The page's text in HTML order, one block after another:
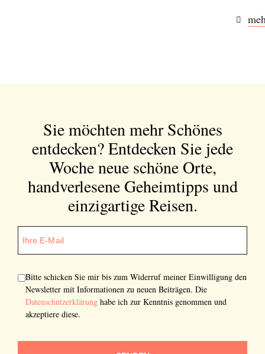
Sie möchten mehr Schönes
entdecken?Entdecken Sie jede
Woche neue schöne Orte,
handverlesene Geheimtipps und
einzigartige Reisen.
Bitte schicken Sie mir bis zum Widerruf meiner Einwilligung den
Newsletter mit Informationen zu neuen Beiträgen. Die
Datenschutzerklärung habe ich zur Kenntnis genommen und
akzeptiere diese.